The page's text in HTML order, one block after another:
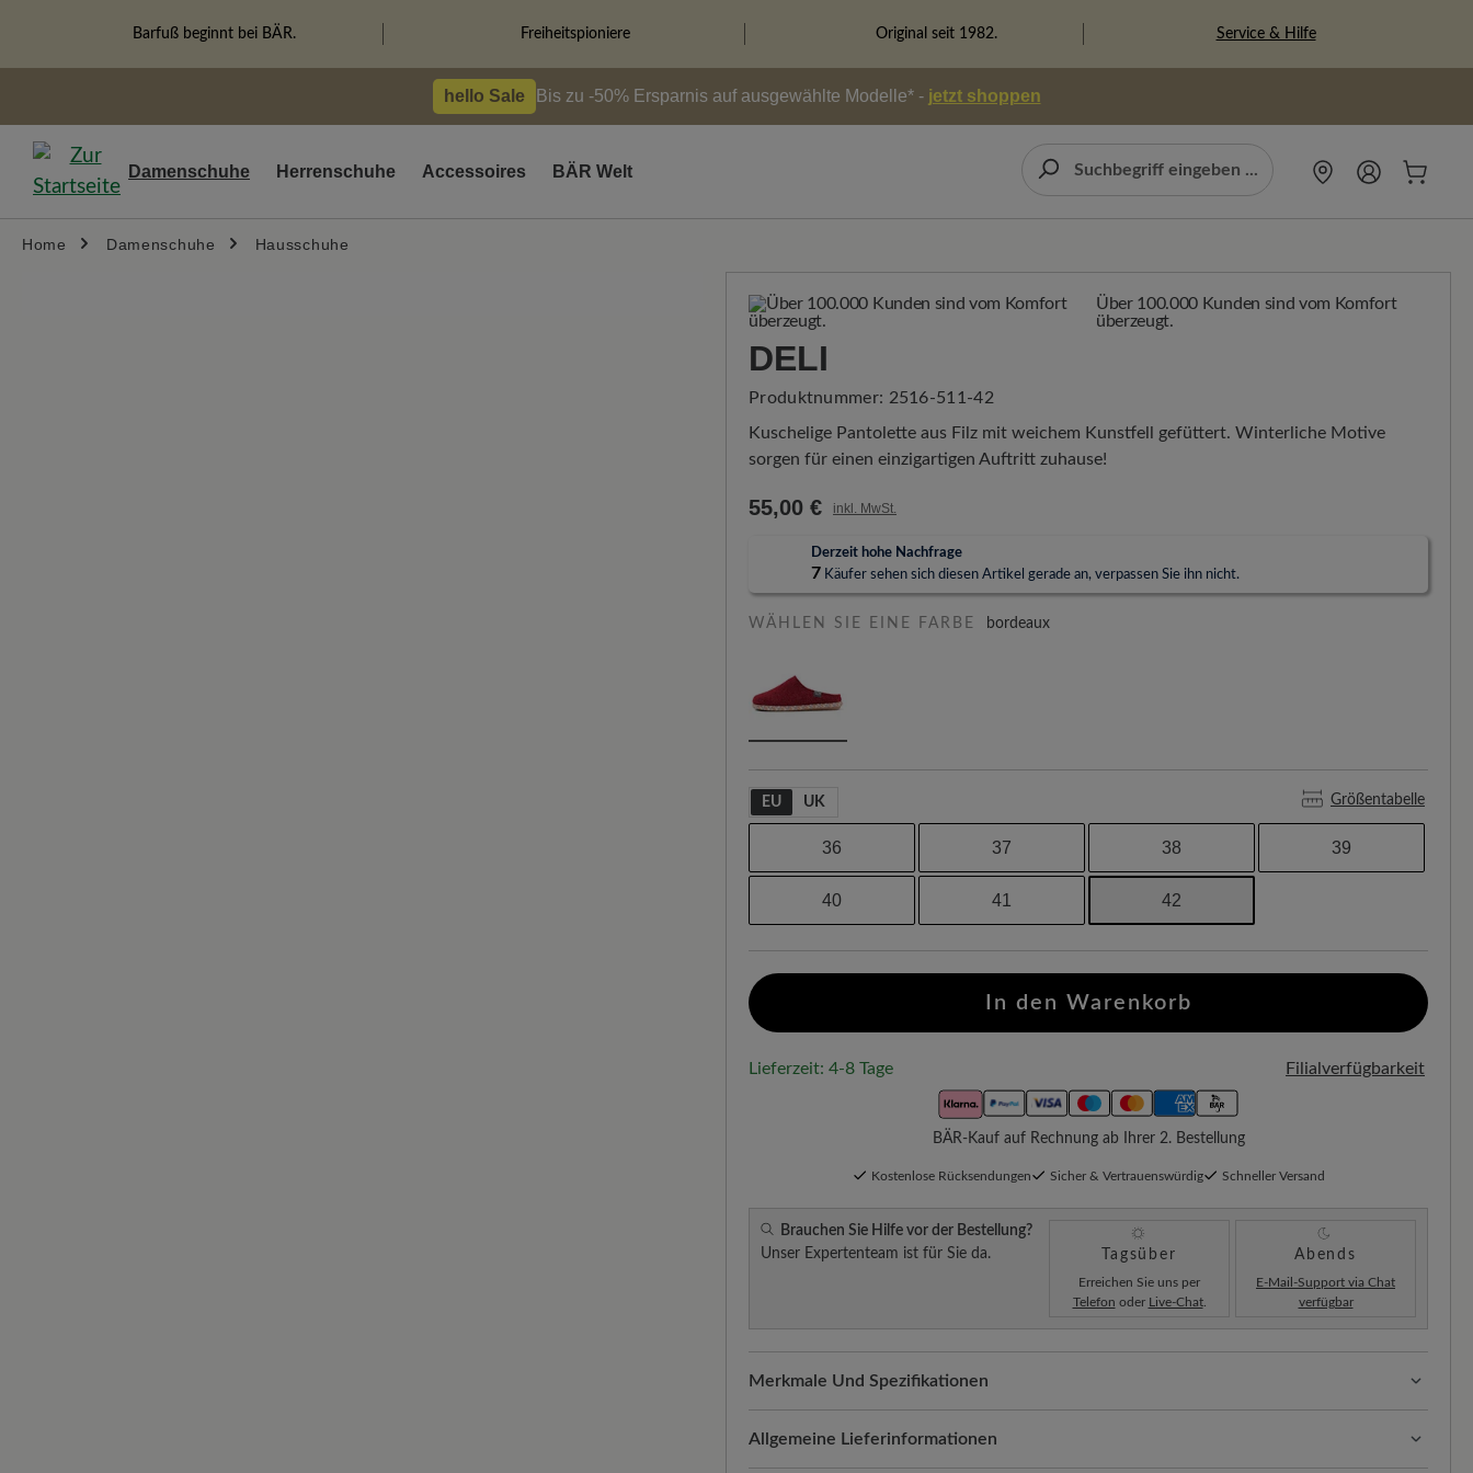
Zur Hauptnavigation springen
Barfuß beginnt bei BÄR. Freiheitspioniere Original seit 1982. Service & Hilfe
hello Sale Bis zu -50% Ersparnis auf ausgewählte Modelle* - jetzt shoppen
Damenschuhe Herrenschuhe Accessoires BÄR Welt
Home Damenschuhe Hausschuhe
Über 100.000 Kunden sind vom Komfort
überzeugt.
DELI
Produktnummer: 2516-511-42
Kuschelige Pantolette aus Filz mit weichem Kunstfell gefüttert. Winterliche Motive
sorgen für einen einzigartigen Auftritt zuhause!
55,00 € inkl. MwSt.
Derzeit hohe Nachfrage
7 Käufer sehen sich diesen Artikel gerade an, verpassen Sie ihn nicht.
WÄHLEN SIE EINE FARBE bordeaux
EU UK Größentabelle
36 37 38 39
40 41 42
In den Warenkorb
Lieferzeit: 4-8 Tage Filialverfügbarkeit
BÄR-Kauf auf Rechnung ab Ihrer 2. Bestellung
Kostenlose Rücksendungen Sicher & Vertrauenswürdig Schneller Versand
Brauchen Sie Hilfe vor der Bestellung?
Unser Expertenteam ist für Sie da.
Tagsüber
Erreichen Sie uns per
Telefon oder Live-Chat.
Abends
E-Mail-Support via Chat
verfügbar
Merkmale Und Spezifikationen
Freeyourfeet!Die perfekte Passform mit 100% Zehenfreiheit. Natürlich geformte
Schuhe, handgefertigt hergestellt.
Allgemeine Lieferinformationen